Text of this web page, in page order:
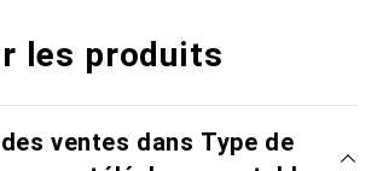
les produits
ventes dans Type de